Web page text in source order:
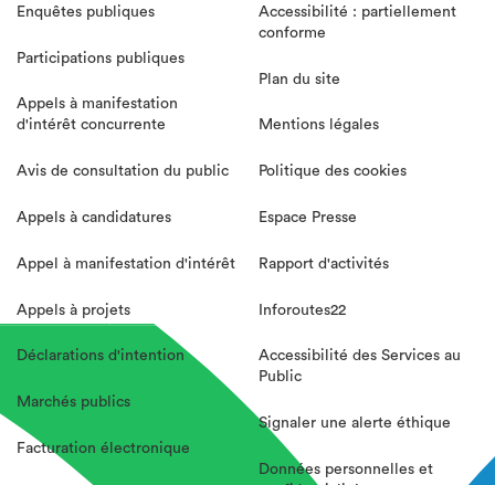
Enquêtes publiques
Participations publiques
Appels à manifestation
d'intérêt concurrente
Avis de consultation du public
Appels à candidatures
Appel à manifestation d'intérêt
Appels à projets
Déclarations d'intention
Marchés publics
Facturation électronique
Accessibilité : partiellement
conforme
Plan du site
Mentions légales
Politique des cookies
Espace Presse
Rapport d'activités
Inforoutes22
Accessibilité des Services au
Public
Signaler une alerte éthique
Données personnelles et